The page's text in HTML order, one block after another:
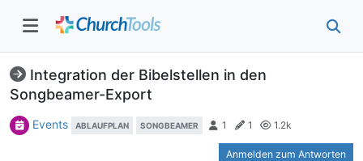
Integration der Bibelstellen in den
Songbeamer-Export
Events ABLAUFPLAN SONGBEAMER 1 1 1.2k
Anmelden zum Antworten